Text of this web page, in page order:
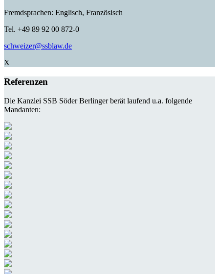
Fremdsprachen: Englisch, Französisch
Tel. +49 89 92 00 872-0
schweizer@ssblaw.de
X
Referenzen
Die Kanzlei SSB Söder Berlinger berät laufend u.a. folgende
Mandanten: